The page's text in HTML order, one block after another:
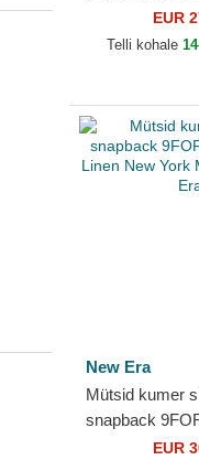
League New
New Era
EUR
Telli kohale
New Era
Mütsid kumer
snapback
Crown Linen
EUR